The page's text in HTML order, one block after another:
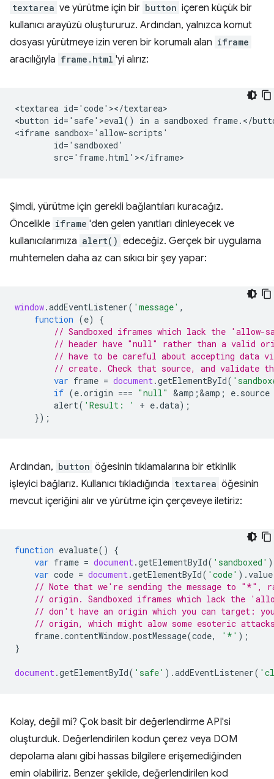
textarea ve yürütme için bir button içeren küçük bir
kullanıcı arayüzü oluştururuz. Ardından, yalnızca komut
dosyası yürütmeye izin veren bir korumalı alan iframe
aracılığıyla frame.html 'yi alırız:
<textarea id='code'></textarea>
<button id='safe'>eval() in a sandboxed frame.</
<iframe sandbox='allow-scripts'
        id='sandboxed'
Şimdi, yürütme için gerekli bağlantıları kuracağız.
Öncelikle iframe 'den gelen yanıtları dinleyecek ve
kullanıcılarımıza alert() edeceğiz. Gerçek bir uygulama
muhtemelen daha az can sıkıcı bir şey yapar:
window.addEventListener( 'message' ,
function (e)
{
// Sandboxed iframes which lack the 'allow-
// header have "null" rather than a valid
// have to be careful about accepting data
// create. Check that source, and validate
var frame = document.getElementById(
if (e.origin === "null" &amp ;&amp ; e. source
alert( 'Result: ' + e.data);
});
Ardından, button öğesinin tıklamalarına bir etkinlik
işleyici bağlarız. Kullanıcı tıkladığında textarea öğesinin
mevcut içeriğini alır ve yürütme için çerçeveye iletiriz:
function evaluate()
{
var frame = document.getElementById( 'sandboxed'
var code = document.getElementById( 'code' ).value
// Note that we're sending the message to "*",
// origin. Sandboxed iframes which lack the
// don't have an origin which you can target:
// origin, which might alow some esoteric
frame.contentWindow.postMessage(code, '*' );
}
document.getElementById( 'safe' ).addEventListener(
Kolay, değil mi? Çok basit bir değerlendirme API'si
oluşturduk. Değerlendirilen kodun çerez veya DOM
depolama alanı gibi hassas bilgilere erişemediğinden
emin olabiliriz. Benzer şekilde, değerlendirilen kod